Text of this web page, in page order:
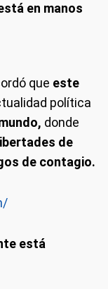
en manos
que este
política
donde
libertades de
de contagio.
está